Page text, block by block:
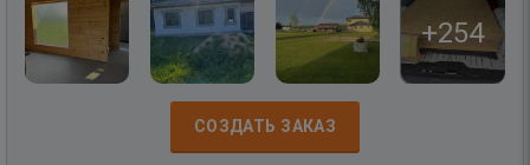
+254
СОЗДАТЬ ЗАКАЗ